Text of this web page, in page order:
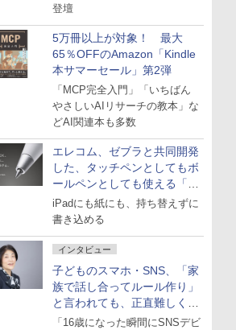
登壇
5万冊以上が対象！ 最大
65％OFFのAmazon「Kindle
本サマーセール」第2弾
「MCP完全入門」「いちばん
やさしいAIリサーチの教本」な
どAI関連本も多数
エレコム、ゼブラと共同開発
した、タッチペンとしてもボ
ールペンとしても使える「ス
タイラスツーウェイ」発売
iPadにも紙にも、持ち替えずに
書き込める
インタビュー
子どものスマホ・SNS、「家
族で話し合ってルール作り」
と言われても、正直難しくな
いですか？
「16歳になった瞬間にSNSデビ